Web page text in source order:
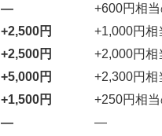
―
+600円相
+2,500円
+1,000円相
+2,500円
+2,000円相
+5,000円
+2,300円相
+1,500円
+250円相
―
―